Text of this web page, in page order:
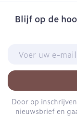
Blijf op de
Door op
nieuwsbrief en